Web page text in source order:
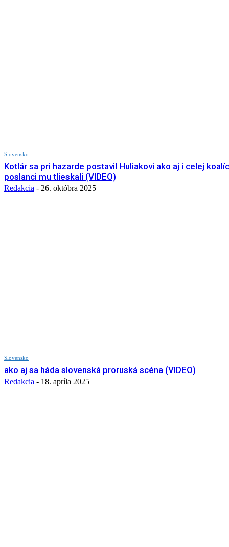
Slovensko
Kotlár sa pri hazarde postavil Huliakovi ako aj i celej
poslanci mu tlieskali (VIDEO)
Redakcia - 26. októbra 2025
Slovensko
ako aj sa háda slovenská proruská scéna (VIDEO)
Redakcia - 18. apríla 2025